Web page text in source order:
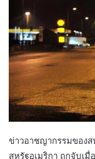
ข่าวอาชญากรรมของ
สหรัฐอเมริกา ถูกจับเ